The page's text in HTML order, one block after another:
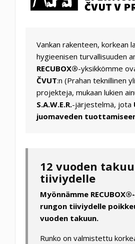
Vankan rakenteen, korkean
hygieenisen turvallisuuden
RECUBOX®-yksikkömme
ČVUT:n (Prahan teknillinen
projekteja, mukaan lukien
S.A.W.E.R.-järjestelmä, jota
juomaveden
12 vuoden
tiiviydelle
Myönnämme
rungon tiiviydelle
vuoden takuun.
Runko on valmistettu